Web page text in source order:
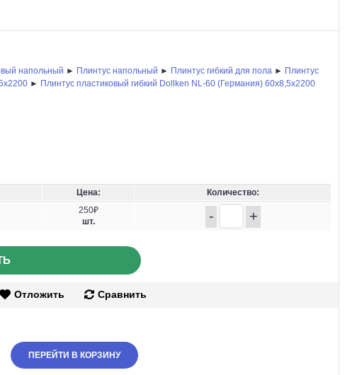
напольный ► Плинтус напольный ► Плинтус гибкий для пола ► Плинтус
► Плинтус пластиковый гибкий Dollken NL-60 (Германия) 60x8,5x2200
Цена: Количество:
250₽
шт.
- +
Отложить Сравнить
ПЕРЕЙТИ В КОРЗИНУ